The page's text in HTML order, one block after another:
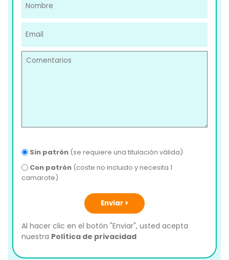
Sin patrón (se requiere una titulación válida)
Con patrón (coste no incluido y necesita 1
camarote)
Enviar >
Al hacer clic en el botón "Enviar", usted acepta
nuestra Política de privacidad